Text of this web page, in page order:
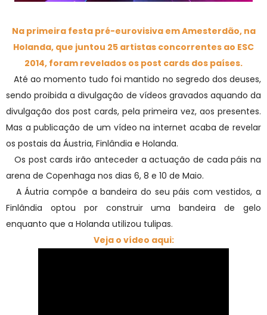
Na primeira festa pré-eurovisiva em Amesterdão, na
Holanda, que juntou 25 artistas concorrentes ao ESC
2014, foram revelados os post cards dos países.
Até ao momento tudo foi mantido no segredo dos deuses,
sendo proibida a divulgação de vídeos gravados aquando da
divulgação dos post cards, pela primeira vez, aos presentes.
Mas a publicação de um vídeo na internet acaba de revelar
os postais da Áustria, Finlândia e Holanda.
Os post cards irão anteceder a actuação de cada páis na
arena de Copenhaga nos dias 6, 8 e 10 de Maio.
A Áutria compõe a bandeira do seu páis com vestidos, a
Finlândia optou por construir uma bandeira de gelo
enquanto que a Holanda utilizou tulipas.
Veja o vídeo aqui: